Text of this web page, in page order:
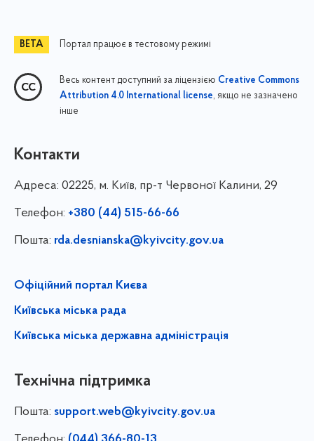
Портал працює в тестовому режимі
Весь контент доступний за ліцензією Creative Commons
Attribution 4.0 International license, якщо не зазначено
інше
Контакти
Адреса: 02225, м. Київ, пр-т Червоної Калини, 29
Телефон: +380 (44) 515-66-66
Пошта: rda.desnianska@kyivcity.gov.ua
Офіційний портал Києва
Київська міська рада
Київська міська державна адміністрація
Технічна підтримка
Пошта: support.web@kyivcity.gov.ua